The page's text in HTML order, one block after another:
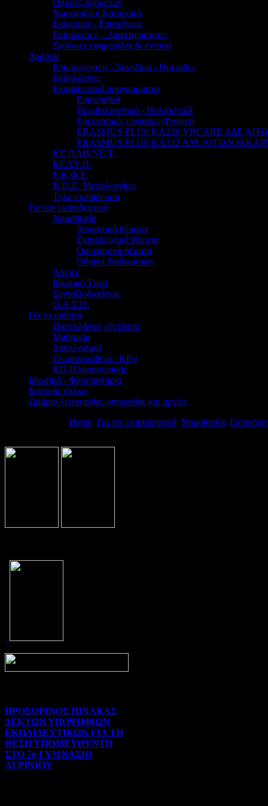
Χωροταξική Κατανομή
Εκδρομές - Επισκέψεις
Εκδηλώσεις - Δραστηριότητες
Σχολικές εφημερίδες & έντυπα
Δράσεις
Επιμορφώσεις - Συνέδρια - Ημερίδες
Εκδηλώσεις
Εκπαιδευτικά προγράμματα
Ευρωπαϊκά
Περιβαλλοντικά - Πολιτιστικά
Ερευνητικές εργασίες (Project)
ERASMUS PLUS KA220 VRCARE ΔΔΕ
ERASMUS PLUS KA122 ΔΔΕ
ΚΕ.ΠΛΗ.ΝΕ.Τ.
ΚΕ.ΣΥ.Π.
Ε.Κ.Φ.Ε.
Κ.Π.Ε. Μεσολογγίου
Τηλε-εκπαίδευση
Για τον εκπαιδευτικό
Νομοθεσία
Διοικητικά θέματα
Εκπαιδευτικά θέματα
Οικονομικά θέματα
Οδηγοί διαδικασιών
Άδειες
Ιδιωτικό Έργο
Συνταξιοδοτήσεις
Ο.Α.Σ.Π.
Για το μαθητή
Πανελλήνιες εξετάσεις
Μαθητεία
Διαγωνισμοί
Γλωσσομάθεια - ΚΠγ
ΚΠ-Πληροφορικής
Ιδιωτικά - Φροντιστήρια
Ισοτιμία τίτλων
Ωράριο λειτουργίας υπηρεσίας και αργίες
Home Για τον εκπαιδευτικό Νομοθεσία
ΠΡΟΣΩΡΙΝΟΣ ΠΙΝΑΚΑΣ
ΔΕΚΤΩΝ ΥΠΟΨΗΦΙΩΝ
ΕΚΠΑΙΔΕΥΤΙΚΩΝ ΓΙΑ ΤΗ
ΘΕΣΗ ΥΠΟΔΙΕΥΘΥΝΤΗ
ΣΤΟ 7ο ΓΥΜΝΑΣΙΟ
ΑΓΡΙΝΙΟΥ